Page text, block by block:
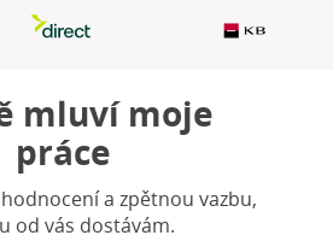
mluví moje
práce
a zpětnou vazbu,
od vás dostávám.